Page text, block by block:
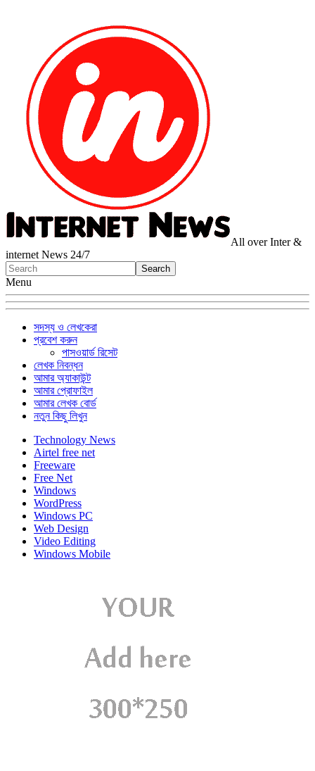
All over Inter &
internet News 24/7
Menu
সদস্য ও লেখকেরা
প্রবেশ করুন
পাসওয়ার্ড রিসেট
লেখক নিবন্ধন
আমার অ্যাকাউন্ট
আমার প্রোফাইল
আমার লেখক বোর্ড
নতুন কিছু লিখুন
Technology News
Airtel free net
Freeware
Free Net
Windows
WordPress
Windows PC
Web Design
Video Editing
Windows Mobile